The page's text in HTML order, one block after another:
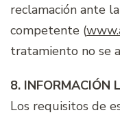
reclamación ante
competente (
tratamiento no se
8. INFORMACIÓN
Los requisitos de